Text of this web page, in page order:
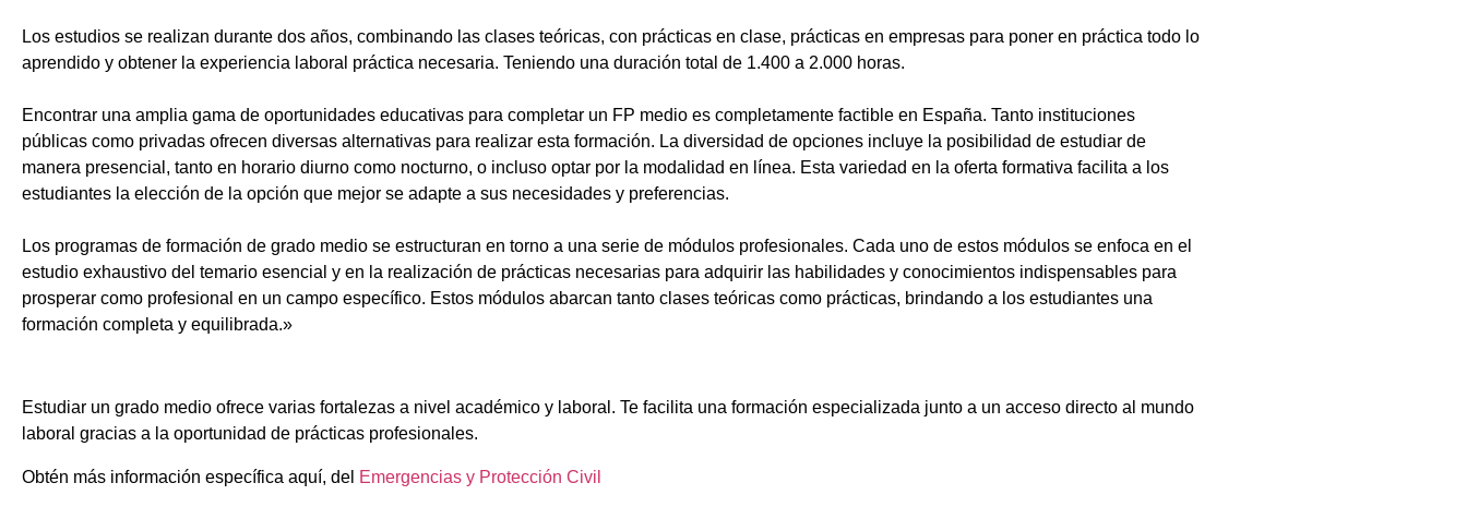
Los estudios se realizan durante dos años, combinando las clases teóricas, con prácticas en clase, prácticas en empresas para poner en práctica todo lo
aprendido y obtener la experiencia laboral práctica necesaria. Teniendo una duración total de 1.400 a 2.000 horas.
Encontrar una amplia gama de oportunidades educativas para completar un FP medio es completamente factible en España. Tanto instituciones
públicas como privadas ofrecen diversas alternativas para realizar esta formación. La diversidad de opciones incluye la posibilidad de estudiar de
manera presencial, tanto en horario diurno como nocturno, o incluso optar por la modalidad en línea. Esta variedad en la oferta formativa facilita a los
estudiantes la elección de la opción que mejor se adapte a sus necesidades y preferencias.
Los programas de formación de grado medio se estructuran en torno a una serie de módulos profesionales. Cada uno de estos módulos se enfoca en el
estudio exhaustivo del temario esencial y en la realización de prácticas necesarias para adquirir las habilidades y conocimientos indispensables para
prosperar como profesional en un campo específico. Estos módulos abarcan tanto clases teóricas como prácticas, brindando a los estudiantes una
formación completa y equilibrada.»
Estudiar un grado medio ofrece varias fortalezas a nivel académico y laboral. Te facilita una formación especializada junto a un acceso directo al mundo
laboral gracias a la oportunidad de prácticas profesionales.
Obtén más información específica aquí, del Emergencias y Protección Civil